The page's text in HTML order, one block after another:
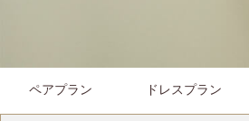
ペアプラン ドレスプラン